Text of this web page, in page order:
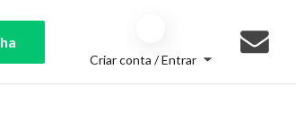
Criar conta / Entrar